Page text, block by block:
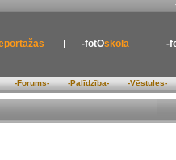
-fotOskola -
-Forums- -Palīdzība- -Vēstules-